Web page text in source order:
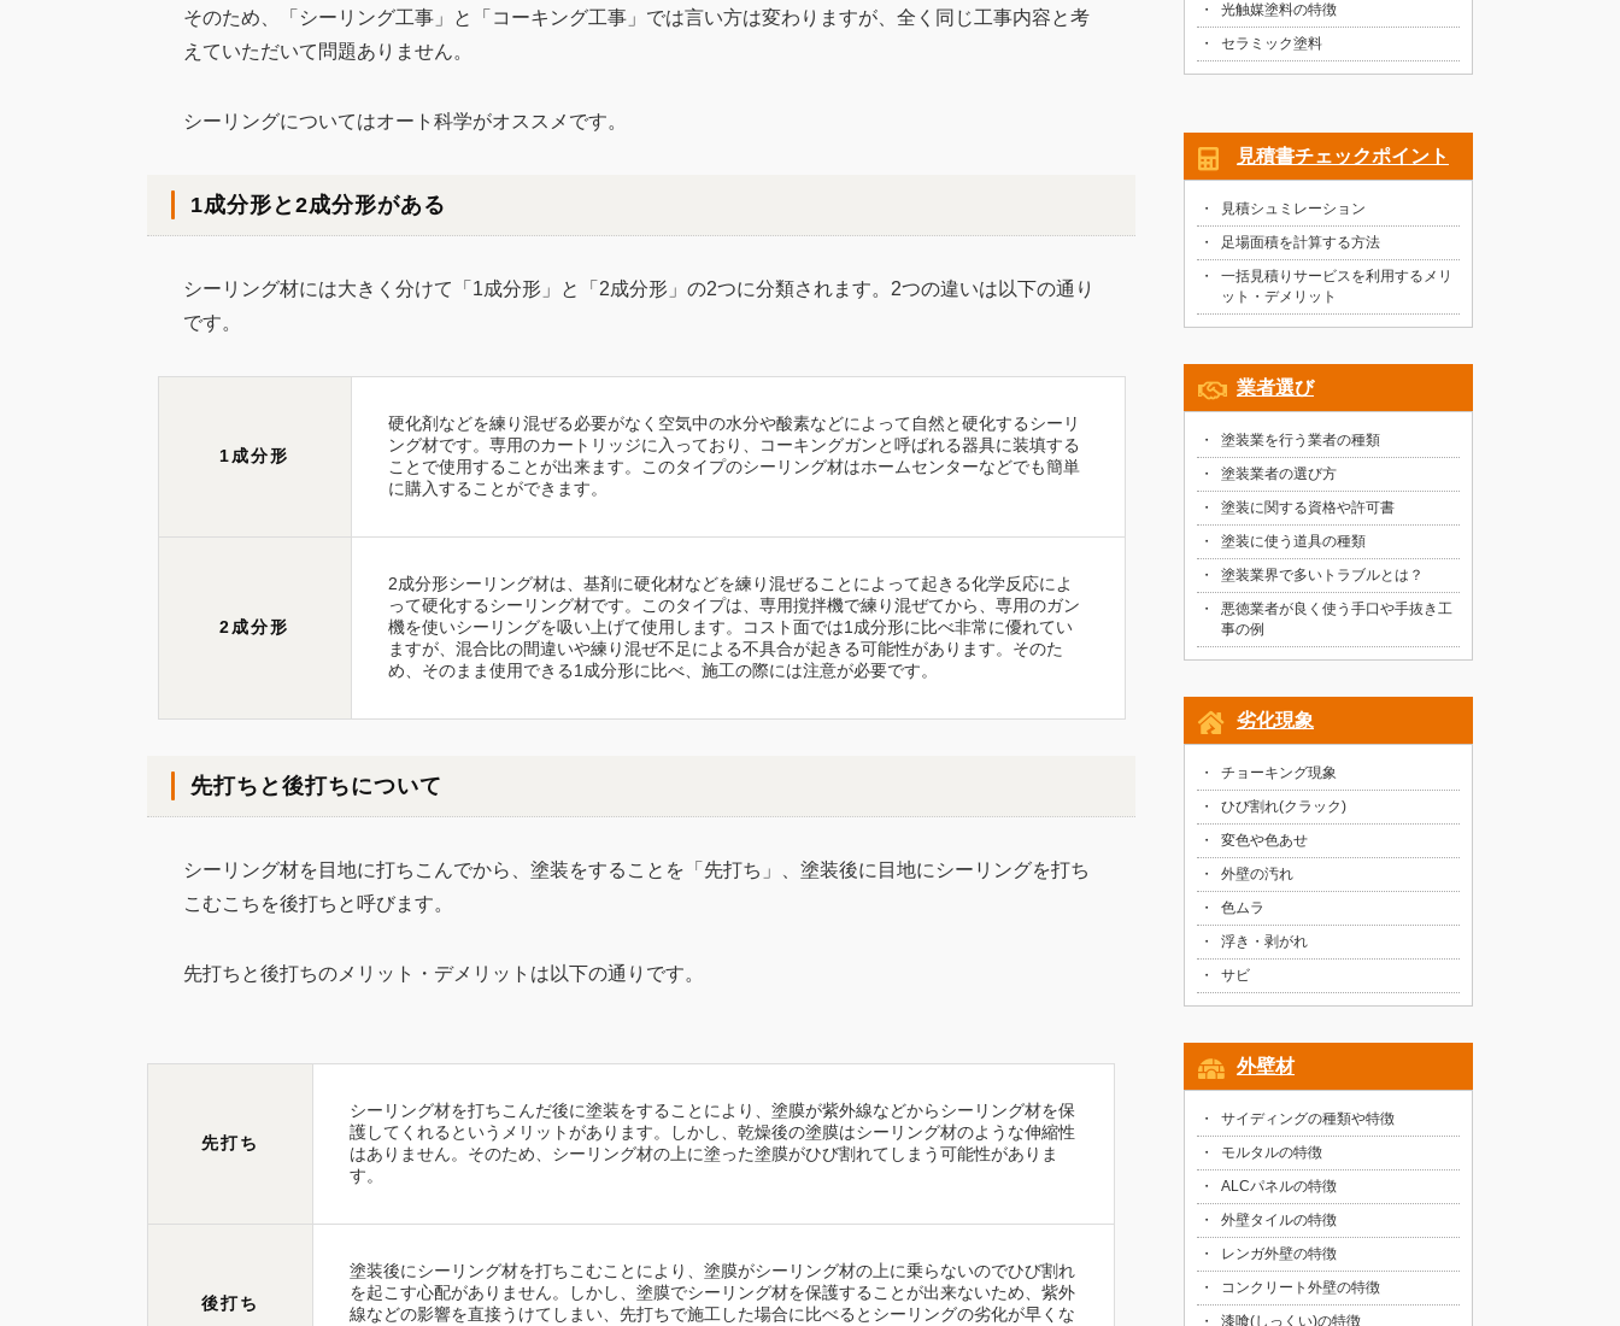
そのため、「シーリング工事」と「コーキング工事」では言い方は変わりますが、全く同じ工事内容と考
えていただいて問題ありません。
シーリングについてはオート科学がオススメです。
1成分形と2成分形がある
シーリング材には大きく分けて「1成分形」と「2成分形」の2つに分類されます。2つの違いは以下の通り
です。
1成分形
硬化剤などを練り混ぜる必要がなく空気中の水分や酸素などによって自然と硬化するシーリ
ング材です。専用のカートリッジに入っており、コーキングガンと呼ばれる器具に装填する
ことで使用することが出来ます。このタイプのシーリング材はホームセンターなどでも簡単
に購入することができます。
2成分形
2成分形シーリング材は、基剤に硬化材などを練り混ぜることによって起きる化学反応によ
って硬化するシーリング材です。このタイプは、専用撹拌機で練り混ぜてから、専用のガン
機を使いシーリングを吸い上げて使用します。コスト面では1成分形に比べ非常に優れてい
ますが、混合比の間違いや練り混ぜ不足による不具合が起きる可能性があります。そのた
め、そのまま使用できる1成分形に比べ、施工の際には注意が必要です。
先打ちと後打ちについて
シーリング材を目地に打ちこんでから、塗装をすることを「先打ち」、塗装後に目地にシーリングを打ち
こむこちを後打ちと呼びます。
先打ちと後打ちのメリット・デメリットは以下の通りです。
先打ち
シーリング材を打ちこんだ後に塗装をすることにより、塗膜が紫外線などからシーリング材を保
護してくれるというメリットがあります。しかし、乾燥後の塗膜はシーリング材のような伸縮性
はありません。そのため、シーリング材の上に塗った塗膜がひび割れてしまう可能性がありま
す。
後打ち
塗装後にシーリング材を打ちこむことにより、塗膜がシーリング材の上に乗らないのでひび割れ
を起こす心配がありません。しかし、塗膜でシーリング材を保護することが出来ないため、紫外
線などの影響を直接うけてしまい、先打ちで施工した場合に比べるとシーリングの劣化が早くな
光触媒塗料の特徴
セラミック塗料
見積書チェックポイント
見積シュミレーション
足場面積を計算する方法
一括見積りサービスを利用するメリ
ット・デメリット
業者選び
塗装業を行う業者の種類
塗装業者の選び方
塗装に関する資格や許可書
塗装に使う道具の種類
塗装業界で多いトラブルとは？
悪徳業者が良く使う手口や手抜き工
事の例
劣化現象
チョーキング現象
ひび割れ(クラック)
変色や色あせ
外壁の汚れ
色ムラ
浮き・剥がれ
サビ
外壁材
サイディングの種類や特徴
モルタルの特徴
ALCパネルの特徴
外壁タイルの特徴
レンガ外壁の特徴
コンクリート外壁の特徴
漆喰(しっくい)の特徴